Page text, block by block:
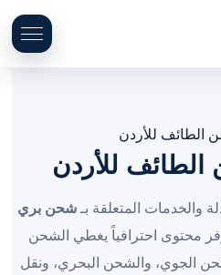
الطائف للأردن
للأردن
والخدمات المتعلقة بـشحن بري
محتوى احترافياً يغطي الشحن
الجوي، والشحن البحري، ونقل